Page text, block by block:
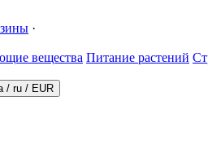
·
вещества Питание растений
/ ru / EUR